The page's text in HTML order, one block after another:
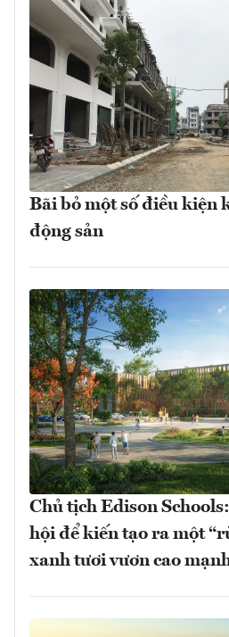
Bãi bỏ một số điều kiện
động sản
Chủ tịch Edison
hội để kiến tạo ra một
xanh tươi vươn cao